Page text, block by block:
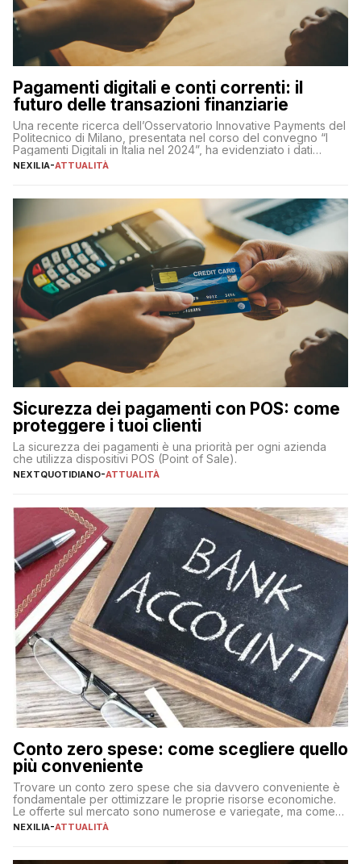
Pagamenti digitali e conti correnti: il
futuro delle transazioni finanziarie
Una recente ricerca dell’Osservatorio Innovative Payments del
Politecnico di Milano, presentata nel corso del convegno “I
Pagamenti Digitali in Italia nel 2024”, ha evidenziato i dati
definitivi del primo semestre 2024 relativamente alle
NEXILIA-ATTUALITÀ
Sicurezza dei pagamenti con POS: come
proteggere i tuoi clienti
La sicurezza dei pagamenti è una priorità per ogni azienda
che utilizza dispositivi POS (Point of Sale).
NEXTQUOTIDIANO-ATTUALITÀ
Conto zero spese: come scegliere quello
più conveniente
Trovare un conto zero spese che sia davvero conveniente è
fondamentale per ottimizzare le proprie risorse economiche.
Le offerte sul mercato sono numerose e variegate, ma come
individuare quella più adatta alle proprie esigenze senza
sul […]
NEXILIA-ATTUALITÀ